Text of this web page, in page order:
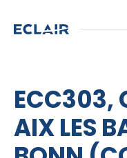
ECC303,
AIX LES